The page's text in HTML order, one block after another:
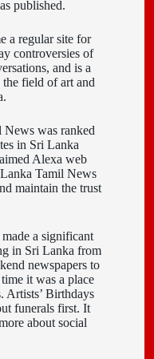
published.
a regular site for
controversies of
and is a
field of art and
was ranked
in Sri Lanka
Alexa web
Tamil News
maintain the trust
a significant
in Sri Lanka from
newspapers to
it was a place
Artists’ Birthdays
funerals first. It
about social